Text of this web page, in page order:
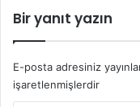
Bir yanıt yazın
E-posta adresiniz
işaretlenmişlerdir